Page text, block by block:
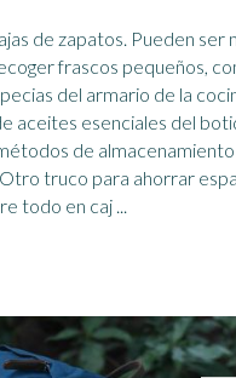
de zapatos. Pueden ser
frascos pequeños,
del armario de la
aceites esenciales del
de almacenamiento
truco para ahorrar
todo en caj ...